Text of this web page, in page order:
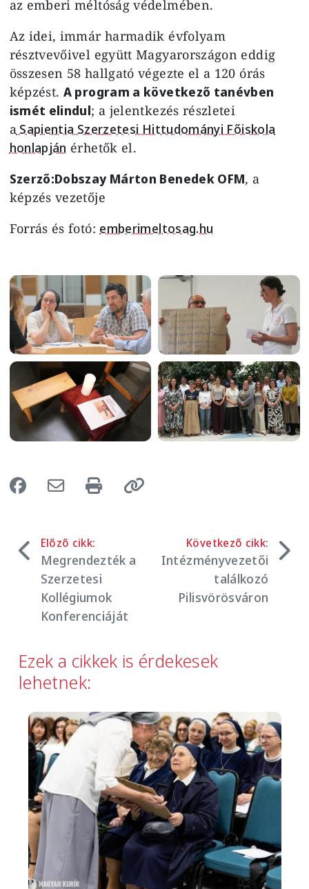
az emberi méltóság védelmében.
Az idei, immár harmadik évfolyam
résztvevőivel együtt Magyarországon eddig
összesen 58 hallgató végezte el a 120 órás
képzést. A program a következő tanévben
ismét elindul; a jelentkezés részletei
a Sapientia Szerzetesi Hittudományi Főiskola
honlapján érhetők el.
Szerző:Dobszay Márton Benedek OFM, a
képzés vezetője
Forrás és fotó: emberimeltosag.hu
Image Image
Image Image
Előző cikk:
Megrendezték a
Szerzetesi
Kollégiumok
Konferenciáját
Következő cikk:
Intézményvezetői
találkozó
Pilisvörösváron
Ezek a cikkek is érdekesek
lehetnek:
Image